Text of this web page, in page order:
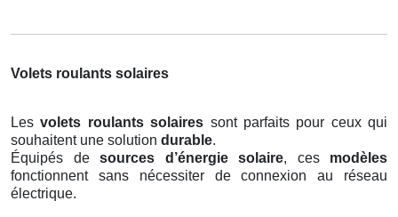
Volets roulants solaires
Lesvolets roulants solaires sont parfaits pour ceux qui
souhaitent une solution durable.
Équipés de sources d’énergie solaire, ces modèles
fonctionnent sans nécessiter de connexion au réseau
électrique.